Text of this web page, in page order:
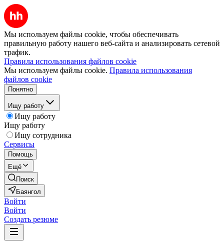
Мы используем файлы cookie, чтобы обеспечивать
правильную работу нашего веб-сайта и анализировать сетевой
трафик.
Правила использования файлов cookie
Мы используем файлы cookie. Правила использования
файлов cookie
Понятно
Ищу работу
Ищу работу
Ищу работу
Ищу сотрудника
Сервисы
Помощь
Ещё
Поиск
Баянгол
Войти
Войти
Создать резюме